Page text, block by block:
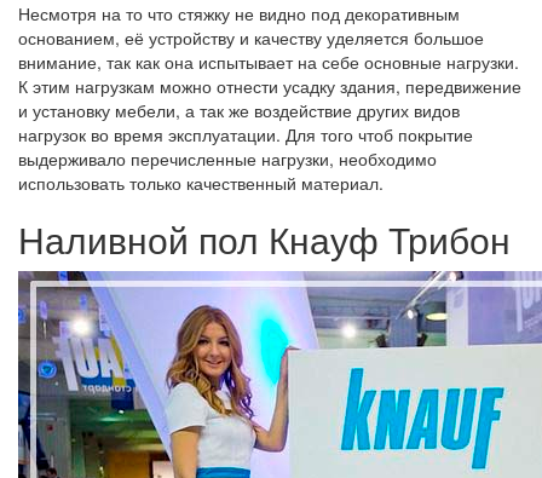
Несмотря на то что стяжку не видно под декоративным
основанием, её устройству и качеству уделяется большое
внимание, так как она испытывает на себе основные нагрузки.
К этим нагрузкам можно отнести усадку здания, передвижение
и установку мебели, а так же воздействие других видов
нагрузок во время эксплуатации. Для того чтоб покрытие
выдерживало перечисленные нагрузки, необходимо
использовать только качественный материал.
Наливной пол Кнауф Трибон